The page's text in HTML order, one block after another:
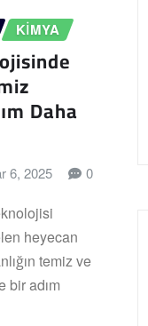
KIMYA
Daha
6, 2025 0
heyecan
temiz ve
bir adım